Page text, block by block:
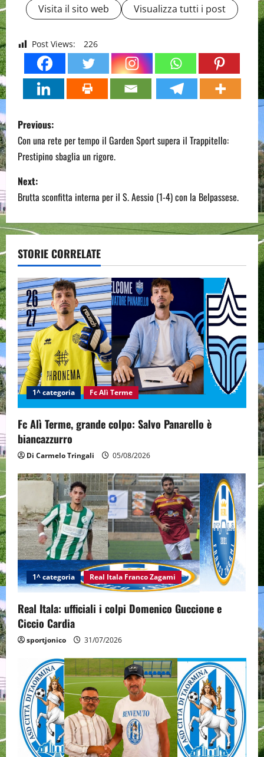
Visita il sito web Visualizza tutti i post
Post Views: 226
P
o
s
t
n
a
v
i
g
a
t
i
o
n
Previous:
Con una rete per tempo il Garden Sport supera il Trappitello:
Prestipino sbaglia un rigore.
Next:
Brutta sconfitta interna per il S. Aessio (1-4) con la Belpassese.
STORIE CORRELATE
1^ categoria Fc Alì Terme
Fc Alì Terme, grande colpo: Salvo Panarello è
biancazzurro
Di Carmelo Tringali 05/08/2026
1^ categoria Real Itala Franco Zagami
Real Itala: ufficiali i colpi Domenico Guccione e
Ciccio Cardia
sportjonico 31/07/2026